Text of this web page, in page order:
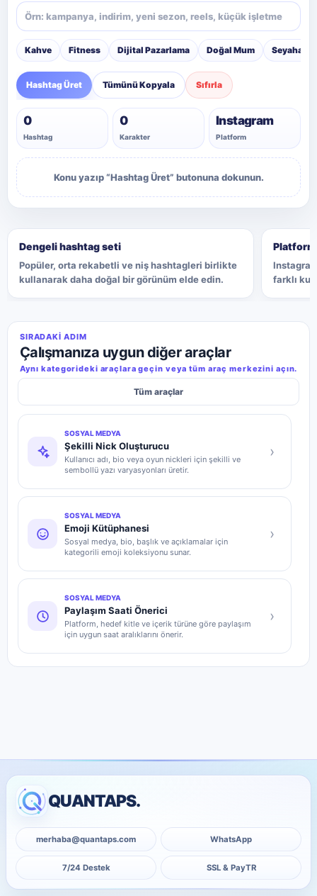
Kahve Fitness Dijital Pazarlama Doğal Mum Seyahat
Hashtag Üret Tümünü Kopyala Sıfırla
0
Hashtag
0
Karakter
Instagram
Platform
Konu yazıp “Hashtag Üret” butonuna dokunun.
Dengeli hashtag seti
Popüler, orta rekabetli ve niş hashtagleri birlikte
kullanarak daha doğal bir görünüm elde edin.
farklı
SIRADAKI ADIM
Çalışmanıza uygun diğer araçlar
Aynı kategorideki araçlara geçin veya tüm araç merkezini açın.
Tüm araçlar
SOSYAL MEDYA
Şekilli Nick Oluşturucu
Kullanıcı adı, bio veya oyun nickleri için şekilli ve
sembollü yazı varyasyonları üretir.
›
SOSYAL MEDYA
Emoji Kütüphanesi
Sosyal medya, bio, başlık ve açıklamalar için
kategorili emoji koleksiyonu sunar.
›
SOSYAL MEDYA
Paylaşım Saati Önerici
Platform, hedef kitle ve içerik türüne göre paylaşım
için uygun saat aralıklarını önerir.
›
QUANTAPS.
merhaba@quantaps.com WhatsApp
7/24 Destek SSL & PayTR